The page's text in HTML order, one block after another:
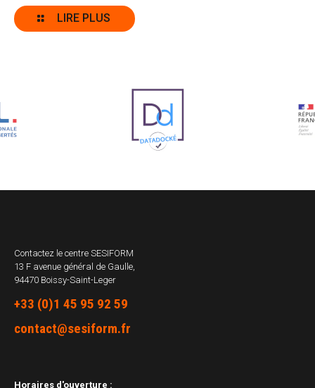
LIRE PLUS
Contactez le centre SESIFORM
13 F avenue général de Gaulle,
94470 Boissy-Saint-Leger
+33 (0)1 45 95 92 59
contact@sesiform.fr
Horaires d'ouverture :